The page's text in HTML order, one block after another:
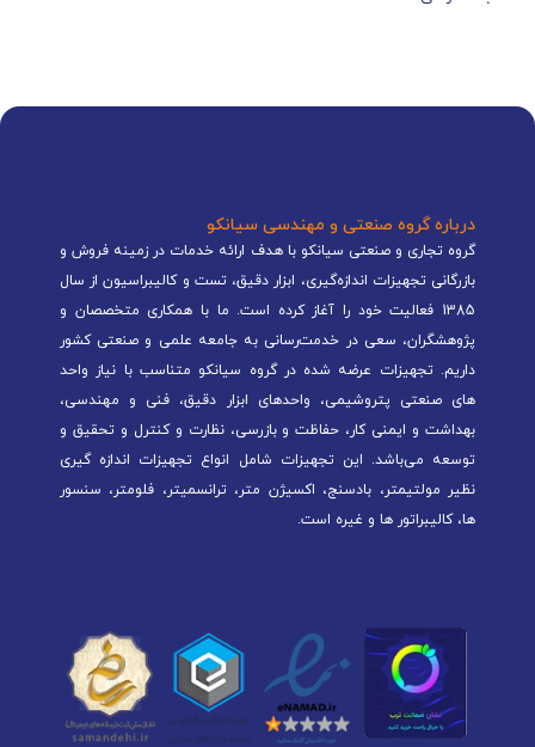
درباره گروه صنعتی و مهندسی سیانکو
گروه تجاری و صنعتی سیانکو با هدف ارائه خدمات در زمینه فروش و
بازرگانی تجهیزات اندازه‌گیری، ابزار دقیق، تست و کالیبراسیون از سال
1385 فعالیت خود را آغاز کرده است. ما با همکاری متخصصان و
پژوهشگران، سعی در خدمت‌رسانی به جامعه علمی و صنعتی کشور
داریم. تجهیزات عرضه شده در گروه سیانکو متناسب با نیاز واحد
های صنعتی پتروشیمی، واحدهای ابزار دقیق، فنی و مهندسی،
بهداشت و ایمنی کار، حفاظت و بازرسی، نظارت و کنترل و تحقیق و
توسعه می‌باشد. این تجهیزات شامل انواع تجهیزات اندازه گیری
نظیر مولتیمتر، بادسنج، اکسیژن متر، ترانسمیتر، فلومتر، سنسور
ها، کالیبراتور ها و غیره است.